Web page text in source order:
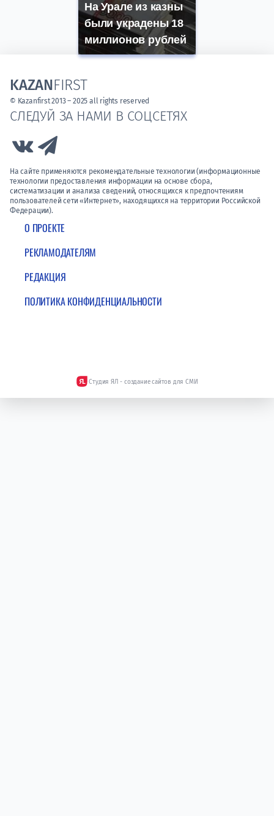
На Урале из казны
были украдены 18
миллионов рублей
О ПРОЕКТЕ
РЕКЛАМОДАТЕЛЯМ
РЕДАКЦИЯ
ПОЛИТИКА КОНФИДЕНЦИАЛЬНОСТИ
СЛЕДУЙ ЗА НАМИ В СОЦСЕТЯХ
Link to Vk
На сайте применяются рекомендательные технологии (информационные
технологии предоставления информации на основе сбора,
систематизации и анализа сведений, относящихся к предпочтениям
пользователей сети «Интернет», находящихся на территории Российской
Федерации).
KAZANFIRST
© Kazanfirst 2013 – 2025 all rights reserved
Студия ЯЛ - создание сайтов для СМИ